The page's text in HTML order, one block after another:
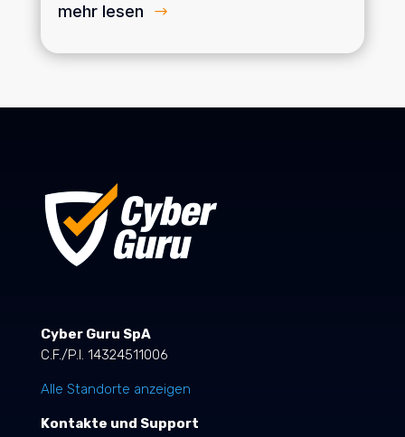
mehr lesen
Cyber Guru SpA
C.F./P.I. 14324511006
Alle Standorte anzeigen
Kontakte und Support